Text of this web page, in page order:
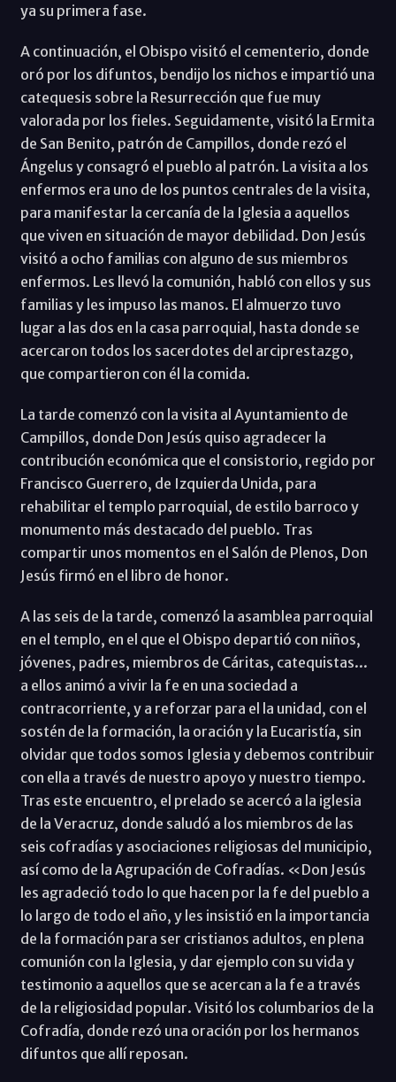
ya su primera fase.
A continuación, el Obispo visitó el cementerio, donde
oró por los difuntos, bendijo los nichos e impartió una
catequesis sobre la Resurrección que fue muy
valorada por los fieles. Seguidamente, visitó la Ermita
de San Benito, patrón de Campillos, donde rezó el
Ángelus y consagró el pueblo al patrón. La visita a los
enfermos era uno de los puntos centrales de la visita,
para manifestar la cercanía de la Iglesia a aquellos
que viven en situación de mayor debilidad. Don Jesús
visitó a ocho familias con alguno de sus miembros
enfermos. Les llevó la comunión, habló con ellos y sus
familias y les impuso las manos. El almuerzo tuvo
lugar a las dos en la casa parroquial, hasta donde se
acercaron todos los sacerdotes del arciprestazgo,
que compartieron con él la comida.
La tarde comenzó con la visita al Ayuntamiento de
Campillos, donde Don Jesús quiso agradecer la
contribución económica que el consistorio, regido por
Francisco Guerrero, de Izquierda Unida, para
rehabilitar el templo parroquial, de estilo barroco y
monumento más destacado del pueblo. Tras
compartir unos momentos en el Salón de Plenos, Don
Jesús firmó en el libro de honor.
A las seis de la tarde, comenzó la asamblea parroquial
en el templo, en el que el Obispo departió con niños,
jóvenes, padres, miembros de Cáritas, catequistas...
a ellos animó a vivir la fe en una sociedad a
contracorriente, y a reforzar para el la unidad, con el
sostén de la formación, la oración y la Eucaristía, sin
olvidar que todos somos Iglesia y debemos contribuir
con ella a través de nuestro apoyo y nuestro tiempo.
Tras este encuentro, el prelado se acercó a la iglesia
de la Veracruz, donde saludó a los miembros de las
seis cofradías y asociaciones religiosas del municipio,
así como de la Agrupación de Cofradías. «Don Jesús
les agradeció todo lo que hacen por la fe del pueblo a
lo largo de todo el año, y les insistió en la importancia
de la formación para ser cristianos adultos, en plena
comunión con la Iglesia, y dar ejemplo con su vida y
testimonio a aquellos que se acercan a la fe a través
de la religiosidad popular. Visitó los columbarios de la
Cofradía, donde rezó una oración por los hermanos
difuntos que allí reposan.